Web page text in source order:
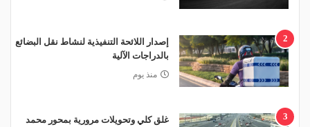
2
إصدار اللائحة التنفيذية لنشاط نقل البضائع
بالدراجات الآلية
منذ يوم
3
غلق كلي وتحويلات مرورية بمحور محمد